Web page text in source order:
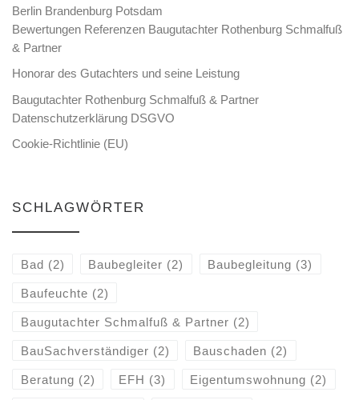
Berlin Brandenburg Potsdam
Bewertungen Referenzen Baugutachter Rothenburg Schmalfuß
& Partner
Honorar des Gutachters und seine Leistung
Baugutachter Rothenburg Schmalfuß & Partner
Datenschutzerklärung DSGVO
Cookie-Richtlinie (EU)
SCHLAGWÖRTER
Bad (2) Baubegleiter (2) Baubegleitung (3)
Baufeuchte (2)
Baugutachter Schmalfuß & Partner (2)
BauSachverständiger (2) Bauschaden (2)
Beratung (2) EFH (3) Eigentumswohnung (2)